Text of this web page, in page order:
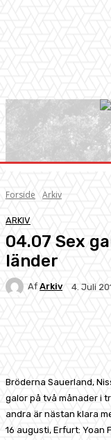
Forside Arkiv
ARKIV
04.07 Sex
länder
Af Arkiv 4. Juli
Bröderna Sauerland,
galor på två månader i
andra är nästan klara
16 augusti, Erfurt: Yoan